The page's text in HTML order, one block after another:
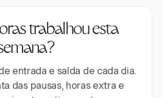
trabalhou esta
entrada e saída de cada dia.
das pausas, horas extra e